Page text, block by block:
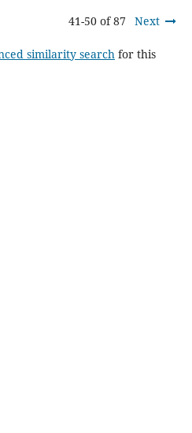
41-50 of 87 Next
similarity searchfor this